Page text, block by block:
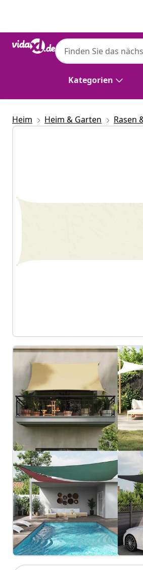
Kategorien
vidaXL
Heim Heim & Garten Rasen